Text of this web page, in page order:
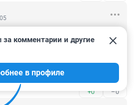
быть: "Вы прививались?".
я вам отправлю по СМС ... и
тоже будет приезжать
хотите?
+0 –0
за комментарии и другие
в профиле